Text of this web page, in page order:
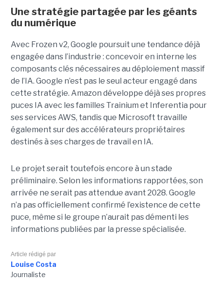
Une stratégie partagée par les géants
du numérique
Avec Frozen v2, Google poursuit une tendance déjà
engagée dans l’industrie : concevoir en interne les
composants clés nécessaires au déploiement massif
de l’IA. Google n’est pas le seul acteur engagé dans
cette stratégie. Amazon développe déjà ses propres
puces IA avec les familles Trainium et Inferentia pour
ses services AWS, tandis que Microsoft travaille
également sur des accélérateurs propriétaires
destinés à ses charges de travail en IA.
Le projet serait toutefois encore à un stade
préliminaire. Selon les informations rapportées, son
arrivée ne serait pas attendue avant 2028. Google
n’a pas officiellement confirmé l’existence de cette
puce, même si le groupe n’aurait pas démenti les
informations publiées par la presse spécialisée.
Article rédigé par
Louise Costa
Journaliste